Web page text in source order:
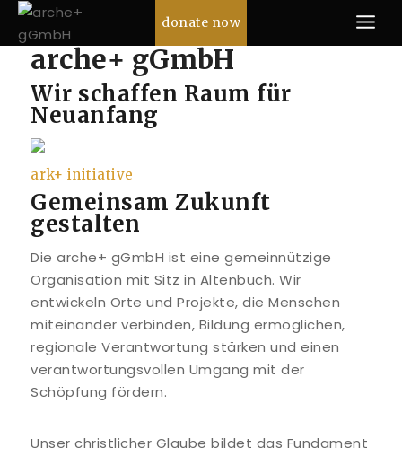
Skip
content
donate now
arche+ gGmbH
Wir schaffen Raum für
Neuanfang
ark+ initiative
Gemeinsam Zukunft
gestalten
Die arche+ gGmbH ist eine gemeinnützige
Organisation mit Sitz in Altenbuch. Wir
entwickeln Orte und Projekte, die Menschen
miteinander verbinden, Bildung ermöglichen,
regionale Verantwortung stärken und einen
verantwortungsvollen Umgang mit der
Schöpfung fördern.
Unser christlicher Glaube bildet das Fundament